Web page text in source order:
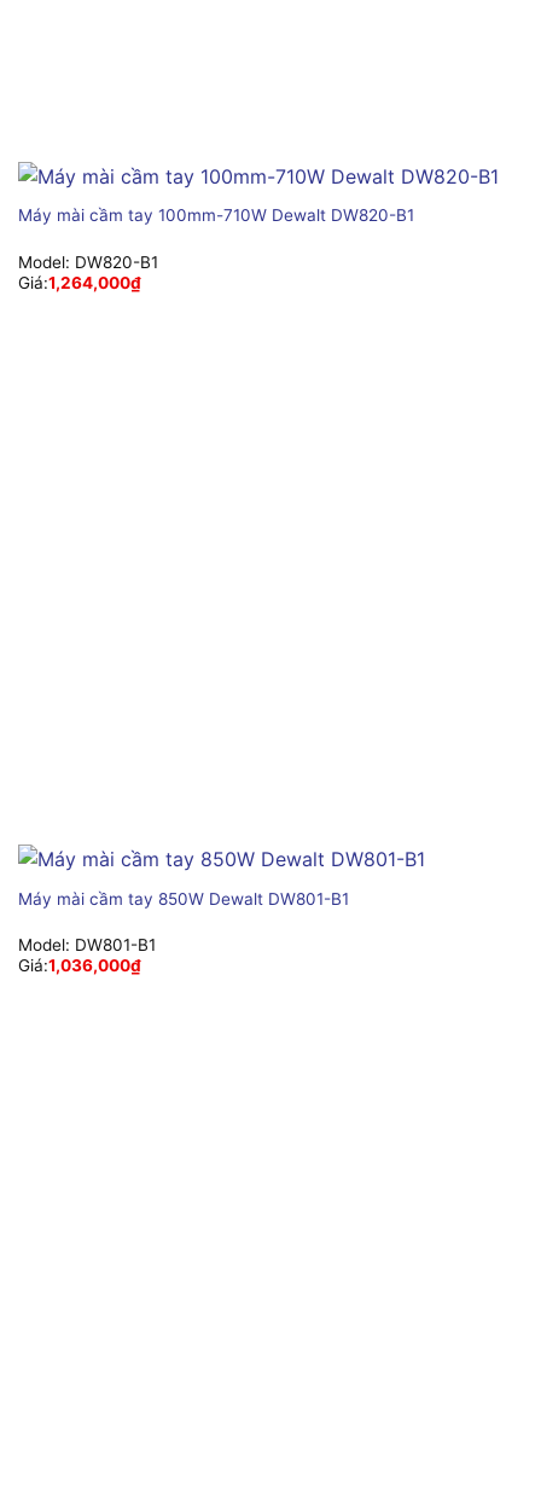
Máy mài cầm tay 100mm-710W Dewalt DW820-B1
Model: DW820-B1
Giá:1,264,000₫
Máy mài cầm tay 850W Dewalt DW801-B1
Model: DW801-B1
Giá:1,036,000₫